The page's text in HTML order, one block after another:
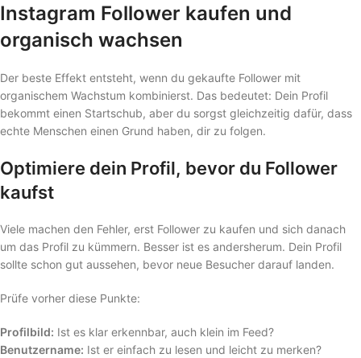
Instagram Follower kaufen und
organisch wachsen
Der beste Effekt entsteht, wenn du gekaufte Follower mit
organischem Wachstum kombinierst. Das bedeutet: Dein Profil
bekommt einen Startschub, aber du sorgst gleichzeitig dafür, dass
echte Menschen einen Grund haben, dir zu folgen.
Optimiere dein Profil, bevor du Follower
kaufst
Viele machen den Fehler, erst Follower zu kaufen und sich danach
um das Profil zu kümmern. Besser ist es andersherum. Dein Profil
sollte schon gut aussehen, bevor neue Besucher darauf landen.
Prüfe vorher diese Punkte:
Profilbild: Ist es klar erkennbar, auch klein im Feed?
Benutzername: Ist er einfach zu lesen und leicht zu merken?